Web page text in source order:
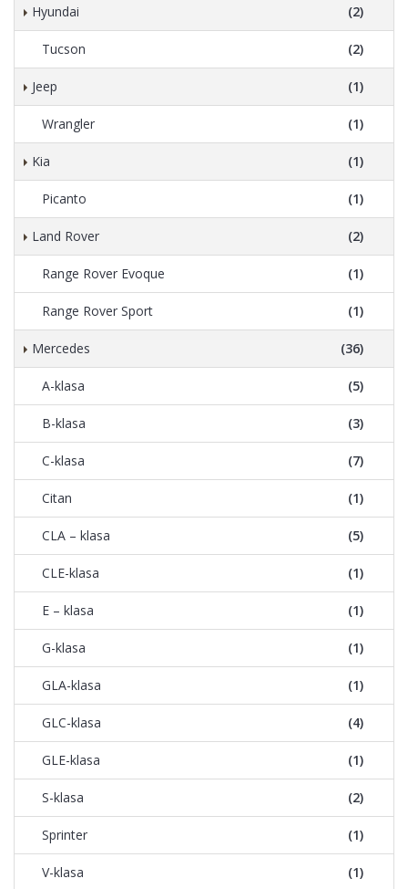
Hyundai (2)
Tucson (2)
Jeep (1)
Wrangler (1)
Kia (1)
Picanto (1)
Land Rover (2)
Range Rover Evoque (1)
Range Rover Sport (1)
Mercedes (36)
A-klasa (5)
B-klasa (3)
C-klasa (7)
Citan (1)
CLA – klasa (5)
CLE-klasa (1)
E – klasa (1)
G-klasa (1)
GLA-klasa (1)
GLC-klasa (4)
GLE-klasa (1)
S-klasa (2)
Sprinter (1)
V-klasa (1)